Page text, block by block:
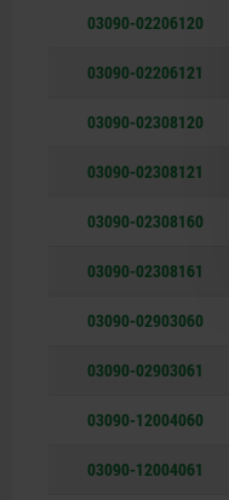
03090-02206120
03090-02206121
03090-02308120
03090-02308121
03090-02308160
03090-02308161
03090-02903060
03090-02903061
03090-12004060
03090-12004061